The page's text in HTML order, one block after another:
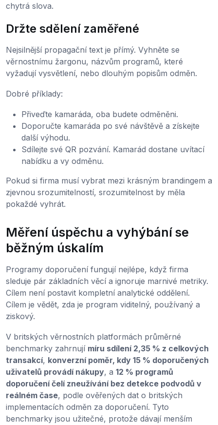
chytrá slova.
Držte sdělení zaměřené
Nejsilnější propagační text je přímý. Vyhněte se
věrnostnímu žargonu, názvům programů, které
vyžadují vysvětlení, nebo dlouhým popisům odměn.
Dobré příklady:
Přiveďte kamaráda, oba budete odměněni.
Doporučte kamaráda po své návštěvě a získejte
další výhodu.
Sdílejte své QR pozvání. Kamarád dostane uvítací
nabídku a vy odměnu.
Pokud si firma musí vybrat mezi krásným brandingem a
zjevnou srozumitelností, srozumitelnost by měla
pokaždé vyhrát.
Měření úspěchu a vyhýbání se
běžným úskalím
Programy doporučení fungují nejlépe, když firma
sleduje pár základních věcí a ignoruje marnivé metriky.
Cílem není postavit kompletní analytické oddělení.
Cílem je vědět, zda je program viditelný, používaný a
ziskový.
V britských věrnostních platformách průměrné
benchmarky zahrnují míru sdílení 2,35 % z celkových
transakcí, konverzní poměr, kdy 15 % doporučených
uživatelů provádí nákupy, a 12 % programů
doporučení čelí zneužívání bez detekce podvodů v
reálném čase, podle ověřených dat o britských
implementacích odměn za doporučení. Tyto
benchmarky jsou užitečné, protože dávají menším